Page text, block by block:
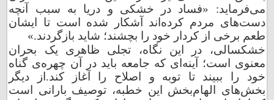
می‌فرماید: «فساد در خشکی و دریا به سبب آنچه
دست‌های مردم کرده‌اند آشکار شده است تا ایشان
طعم برخی از کردار خود را بچشند؛ شاید بازگردند.»
خشکسالی، در این نگاه، تجلی ظاهری یک بحران
معنوی است؛ آینه‌ای که جامعه باید در آن چهره‌ی گناه
خود را ببیند تا توبه و اصلاح را آغاز کند.از دیگر
بخش‌های الهام‌بخش این خطبه، توصیف بارانی است